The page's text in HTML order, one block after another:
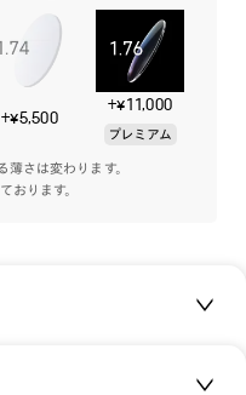
せています。
事でもプライベートで
です。
は個体差がございます。
+¥5,500
+¥11,000
プレミアム
さは変わります。
おります。